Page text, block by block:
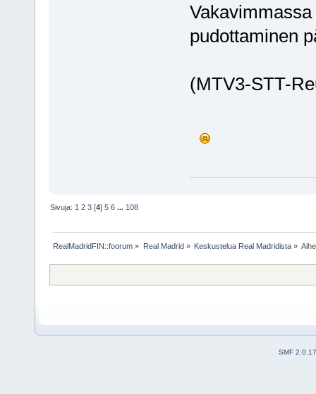
pudottaminen
(MTV3-STT-
Sivuja: 1 2 3 [4]5 6 ... 108
RealMadridFIN::foorum » Real Madrid » Keskustelua Real Madridista»
SMF 2.0.17